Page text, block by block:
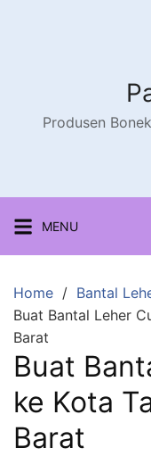
Produsen
MENU
Home
Bantal
Buat Bantal Leher
Barat
Buat
ke Kota
Barat